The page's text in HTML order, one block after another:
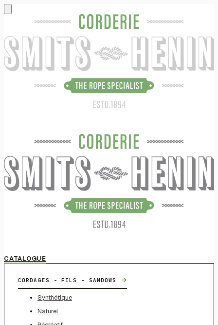
CATALOGUE
CORDAGES - FILS - SANDOWS →
Synthétique
Naturel